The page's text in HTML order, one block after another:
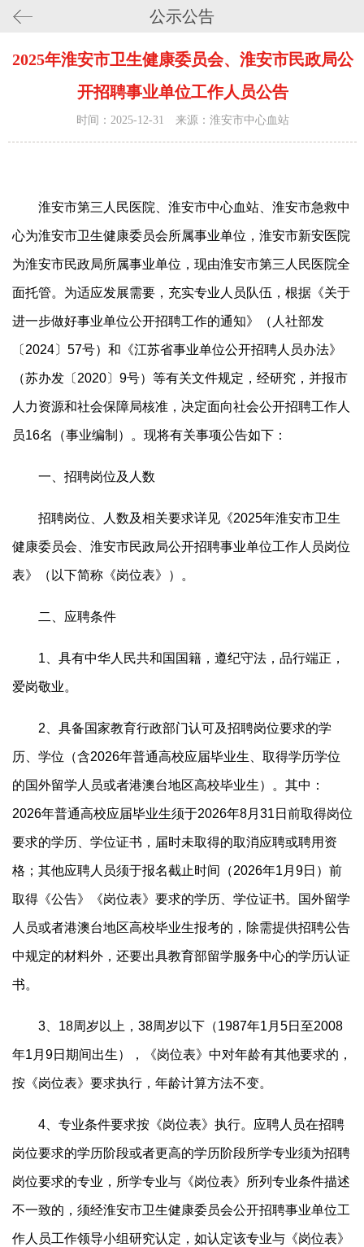
公示公告
2025年淮安市卫生健康委员会、淮安市民政局公
开招聘事业单位工作人员公告
时间：2025-12-31 来源：淮安市中心血站
淮安市第三人民医院、淮安市中心血站、淮安市急救中
心为淮安市卫生健康委员会所属事业单位，淮安市新安医院
为淮安市民政局所属事业单位，现由淮安市第三人民医院全
面托管。为适应发展需要，充实专业人员队伍，根据《关于
进一步做好事业单位公开招聘工作的通知》（人社部发
〔2024〕57号）和《江苏省事业单位公开招聘人员办法》
（苏办发〔2020〕9号）等有关文件规定，经研究，并报市
人力资源和社会保障局核准，决定面向社会公开招聘工作人
员16名（事业编制）。现将有关事项公告如下：
一、招聘岗位及人数
招聘岗位、人数及相关要求详见《2025年淮安市卫生
健康委员会、淮安市民政局公开招聘事业单位工作人员岗位
表》（以下简称《岗位表》）。
二、应聘条件
1、具有中华人民共和国国籍，遵纪守法，品行端正，
爱岗敬业。
2、具备国家教育行政部门认可及招聘岗位要求的学
历、学位（含2026年普通高校应届毕业生、取得学历学位
的国外留学人员或者港澳台地区高校毕业生）。其中：
2026年普通高校应届毕业生须于2026年8月31日前取得岗位
要求的学历、学位证书，届时未取得的取消应聘或聘用资
格；其他应聘人员须于报名截止时间（2026年1月9日）前
取得《公告》《岗位表》要求的学历、学位证书。国外留学
人员或者港澳台地区高校毕业生报考的，除需提供招聘公告
中规定的材料外，还要出具教育部留学服务中心的学历认证
书。
3、18周岁以上，38周岁以下（1987年1月5日至2008
年1月9日期间出生），《岗位表》中对年龄有其他要求的，
按《岗位表》要求执行，年龄计算方法不变。
4、专业条件要求按《岗位表》执行。应聘人员在招聘
岗位要求的学历阶段或者更高的学历阶段所学专业须为招聘
岗位要求的专业，所学专业与《岗位表》所列专业条件描述
不一致的，须经淮安市卫生健康委员会公开招聘事业单位工
作人员工作领导小组研究认定，如认定该专业与《岗位表》